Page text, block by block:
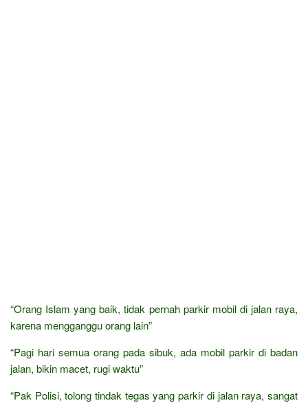
“Orang Islam yang baik, tidak pernah parkir mobil di jalan raya,
karena mengganggu orang lain”
“Pagi hari semua orang pada sibuk, ada mobil parkir di badan
jalan, bikin macet, rugi waktu”
“Pak Polisi, tolong tindak tegas yang parkir di jalan raya, sangat